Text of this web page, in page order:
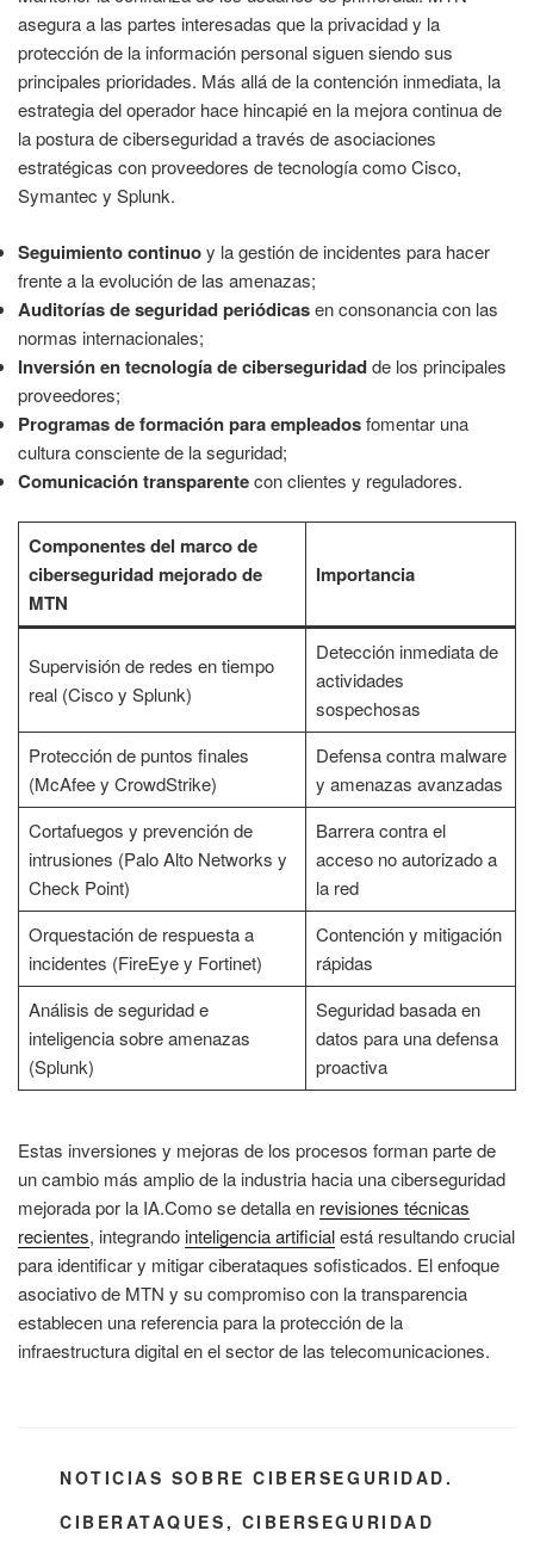
asegura a las partes interesadas que la privacidad y la
protección de la información personal siguen siendo sus
principales prioridades. Más allá de la contención inmediata, la
estrategia del operador hace hincapié en la mejora continua de
la postura de ciberseguridad a través de asociaciones
estratégicas con proveedores de tecnología como Cisco,
Symantec y Splunk.
Seguimiento continuoy la gestión de incidentes para hacer
frente a la evolución de las amenazas;
Auditorías de seguridad periódicasen consonancia con las
normas internacionales;
Inversión en tecnología de ciberseguridadde los principales
proveedores;
Programas de formación para empleadosfomentar una
cultura consciente de la seguridad;
Comunicación transparentecon clientes y reguladores.
Componentes del marco de
ciberseguridad mejorado de
MTN
Importancia
Supervisión de redes en tiempo
real (Cisco y Splunk)
Detección inmediata de
actividades
sospechosas
Protección de puntos finales
(McAfee y CrowdStrike)
Defensa contra malware
y amenazas avanzadas
Cortafuegos y prevención de
intrusiones (Palo Alto Networks y
Check Point)
Barrera contra el
acceso no autorizado a
la red
Orquestación de respuesta a
incidentes (FireEye y Fortinet)
Contención y mitigación
rápidas
Análisis de seguridad e
inteligencia sobre amenazas
(Splunk)
Seguridad basada en
datos para una defensa
proactiva
Estas inversiones y mejoras de los procesos forman parte de
un cambio más amplio de la industria hacia una ciberseguridad
mejorada por la IA.Como se detalla en revisiones técnicas
recientes, integrandointeligencia artificialestá resultando crucial
para identificar y mitigar ciberataques sofisticados. El enfoque
asociativo de MTN y su compromiso con la transparencia
establecen una referencia para la protección de la
infraestructura digital en el sector de las telecomunicaciones.
CATEGORÍAS
NOTICIAS SOBRE CIBERSEGURIDAD.
ETIQUETAS
CIBERATAQUES , CIBERSEGURIDAD